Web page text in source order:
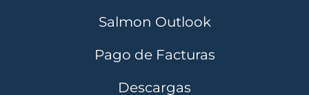
Salmon Outlook
Pago de Facturas
Descargas